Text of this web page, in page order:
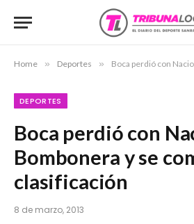
Home » Deportes » Boca perdió con Nacional en La
DEPORTES
Boca perdió con
Bombonera y se
clasificación
8 de marzo, 2013